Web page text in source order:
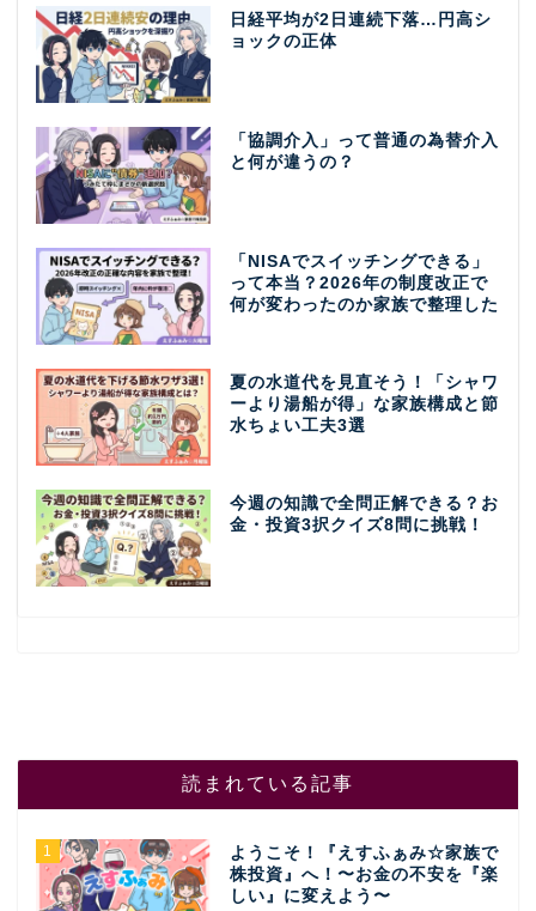
日経平均が2日連続下落…円高シ
ョックの正体
「協調介入」って普通の為替介入
と何が違うの？
「NISAでスイッチングできる」
って本当？2026年の制度改正で
何が変わったのか家族で整理した
夏の水道代を見直そう！「シャワ
ーより湯船が得」な家族構成と節
水ちょい工夫3選
今週の知識で全問正解できる？お
金・投資3択クイズ8問に挑戦！
読まれている記事
1
ようこそ！『えすふぁみ☆家族で
株投資』へ！〜お金の不安を『楽
しい』に変えよう〜